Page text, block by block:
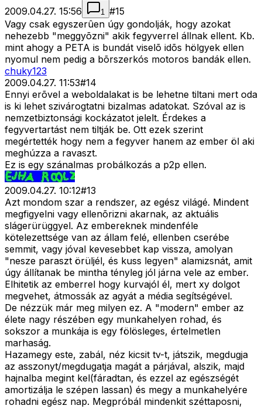
2009.04.27. 15:56
1 #15
Vagy csak egyszerûen úgy gondolják, hogy azokat
nehezebb "meggyõzni" akik fegyverrel állnak ellent. Kb.
mint ahogy a PETA is bundát viselõ idõs hölgyek ellen
nyomul nem pedig a bõrszerkós motoros bandák ellen.
chuky123
2009.04.27. 11:53#14
Ennyi erõvel a weboldalakat is be lehetne tiltani mert oda
is ki lehet szivárogtatni bizalmas adatokat. Szóval az is
nemzetbiztonsági kockázatot jelelt. Érdekes a
fegyvertartást nem tiltják be. Ott ezek szerint
megértették hogy nem a fegyver hanem az ember öl aki
meghúzza a ravaszt.
Ez is egy szánalmas probálkozás a p2p ellen.
2009.04.27. 10:12#13
Azt mondom szar a rendszer, az egész világé. Mindent
megfigyelni vagy ellenõrizni akarnak, az aktuális
slágerürüggyel. Az embereknek mindenféle
kötelezettsége van az állam felé, ellenben cserébe
semmit, vagy jóval kevesebbet kap vissza, amolyan
"nesze paraszt örüljél, és kuss legyen" alamizsnát, amit
úgy állítanak be mintha tényleg jól járna vele az ember.
Elhitetik az emberrel hogy kurvajól él, mert xy dolgot
megvehet, átmossák az agyát a média segítségével.
De nézzük már meg milyen ez. A "modern" ember az
élete nagy részében egy munkahelyen rohad, és
sokszor a munkája is egy fölösleges, értelmetlen
marhaság.
Hazamegy este, zabál, néz kicsit tv-t, játszik, megdugja
az asszonyt/megdugatja magát a párjával, alszik, majd
hajnalba megint kel(fáradtan, és ezzel az egészségét
amortizálja le szépen lassan) és megy a munkahelyére
rohadni egész nap. Megpróbál mindenkit széttaposni,